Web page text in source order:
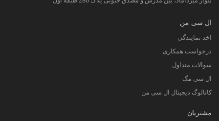
ال سی من
اخذ نمایندگی
درخواست همکاری
سوالات متداول
ال سی مگ
کاتالوگ دیجیتال ال سی من
مشتریان